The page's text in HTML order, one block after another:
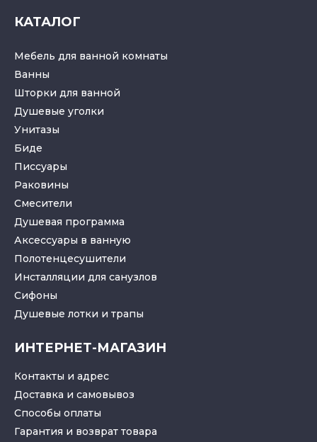
КАТАЛОГ
Мебель для ванной комнаты
Ванны
Шторки для ванной
Душевые уголки
Унитазы
Биде
Писсуары
Раковины
Смесители
Душевая программа
Аксессуары в ванную
Полотенцесушители
Инсталляции для санузлов
Cифоны
Душевые лотки и трапы
ИНТЕРНЕТ-МАГАЗИН
Контакты и адрес
Доставка и самовывоз
Способы оплаты
Гарантия и возврат товара